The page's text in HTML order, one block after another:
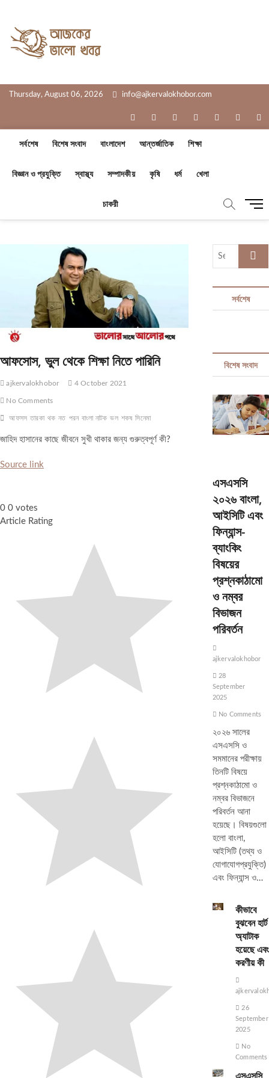
content
Thursday, August 06, 2026 info@ajkervalokhobor.com
facebooktwitterpinterestdribbbleinstagramflickr
সর্বশেষ বিশেষ সংবাদ বাংলাদেশ আন্তর্জাতিক শিক্ষা
বিজ্ঞান ও প্রযুক্তি স্বাস্থ্য সম্পাদকীয় কৃষি ধর্ম খেলা
চাকরী
M
u
u
t
o
আফসোস, ভুল থেকে শিক্ষা নিতে পারিনি
ajkervalokhobor 4 October 2021
No Comments
আফসস তারকা থক নত পরন বাংলা নাটক ভল শকষ সিনেমা
জাহিদ হাসানের কাছে জীবনে সুখী থাকার জন্য গুরুত্বপূর্ণ কী?
Source link
0 0 votes
Article Rating
Search
সর্বশেষ
বিশেষ সংবাদ
এসএসসি
২০২৬ বাংলা,
আইসিটি এবং
ফিন্যান্স-
ব্যাংকিং
বিষয়ের
প্রশ্নকাঠামো
ও নম্বর
বিভাজন
পরিবর্তন
ajkervalokhobor
28
September
2025
No Comments
২০২৬ সালের
এসএসসি ও
সমমানের পরীক্ষায়
তিনটি বিষয়ে
প্রশ্নকাঠামো ও
নম্বর বিভাজনে
পরিবর্তন আনা
হয়েছে। বিষয়গুলো
হলো বাংলা,
আইসিটি (তথ্য ও
যোগাযোগপ্রযুক্তি)
এবং ফিন্যান্স ও…
কীভাবে
বুঝবেন হার্ট
অ্যাটাক
হয়েছে এবং
করণীয় কী
26
September
2025
No
Comments